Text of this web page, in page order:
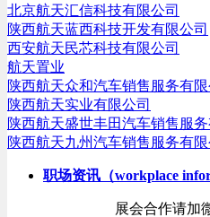
北京航天汇信科技有限公司
陕西航天蓝西科技开发有限公司
西安航天民芯科技有限公司
航天置业
陕西航天众和汽车销售服务有限
陕西航天实业有限公司
陕西航天盛世丰田汽车销售服务
陕西航天九州汽车销售服务有限
职场资讯（workplace
展会合作请加